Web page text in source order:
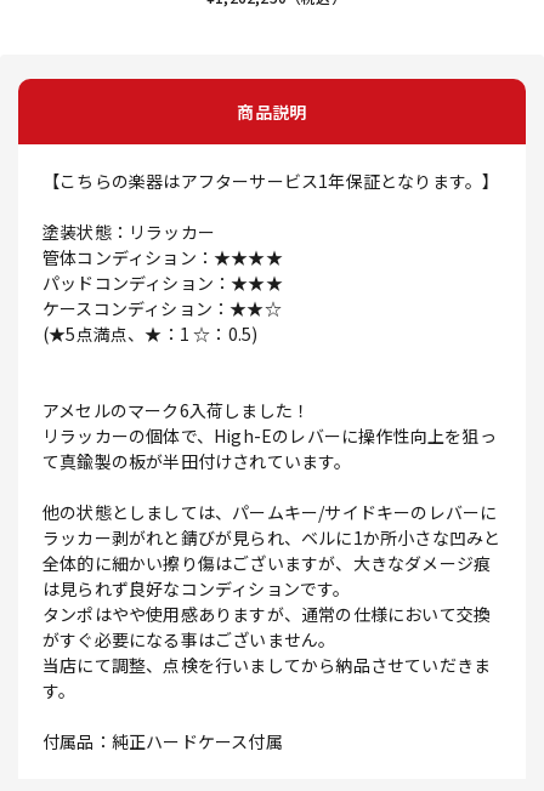
商品説明
【こちらの楽器はアフターサービス1年保証となります。】
塗装状態：リラッカー
管体コンディション：★★★★
パッドコンディション：★★★
ケースコンディション：★★☆
(★5点満点、★：1 ☆：0.5)
アメセルのマーク6入荷しました！
リラッカーの個体で、High-Eのレバーに操作性向上を狙っ
て真鍮製の板が半田付けされています。
他の状態としましては、パームキー/サイドキーのレバーに
ラッカー剥がれと錆びが見られ、ベルに1か所小さな凹みと
全体的に細かい擦り傷はございますが、大きなダメージ痕
は見られず良好なコンディションです。
タンポはやや使用感ありますが、通常の仕様において交換
がすぐ必要になる事はございません。
当店にて調整、点検を行いましてから納品させていだきま
す。
付属品：純正ハードケース付属